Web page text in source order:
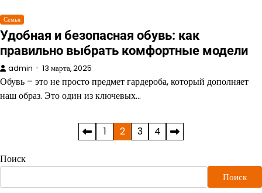
Семья
Удобная и безопасная обувь: как
правильно выбрать комфортные модели
admin 13 марта, 2025
Обувь – это не просто предмет гардероба, который дополняет
наш образ. Это один из ключевых…
записей
1 2 3 4
Поиск
Поиск